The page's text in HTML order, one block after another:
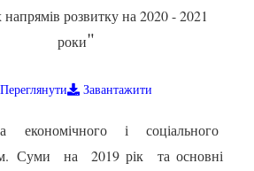
розвитку на 2020 - 2021
роки"
Переглянути Завантажити
економічного і соціального
Суми на 2019 рік та основні